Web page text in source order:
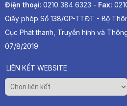
Điện thoại: 0210 384 6323 - Fax:
Giấy phép Số 138/GP-TTĐT - Bộ
Cục Phát thanh, Truyền hình và
07/8/2019
LIÊN KẾT WEBSITE